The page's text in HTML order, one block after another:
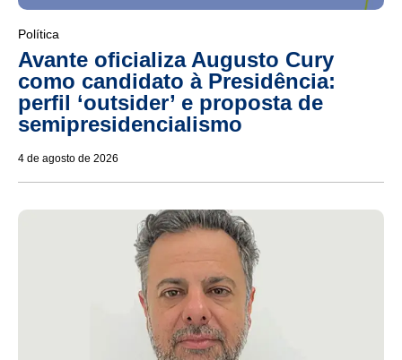
Política
Avante oficializa Augusto Cury
como candidato à Presidência:
perfil ‘outsider’ e proposta de
semipresidencialismo
4 de agosto de 2026